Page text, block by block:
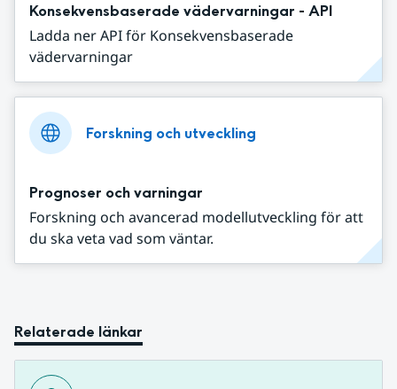
Konsekvensbaserade vädervarningar - API
Ladda ner API för Konsekvensbaserade
vädervarningar
Forskning och utveckling
Prognoser och varningar
Forskning och avancerad modellutveckling för att
du ska veta vad som väntar.
Relaterade länkar